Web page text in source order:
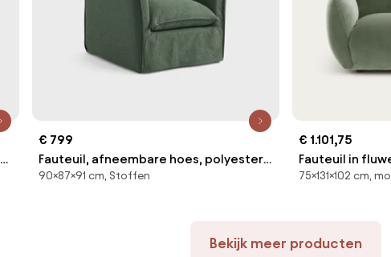
€ 799
Fauteuil, afneembare hoes, polyester,
Odna
90×87×91 cm, Stoffen
€ 1.101,75
Fauteuil in
75×131×102 cm,
Bekijk meer producten